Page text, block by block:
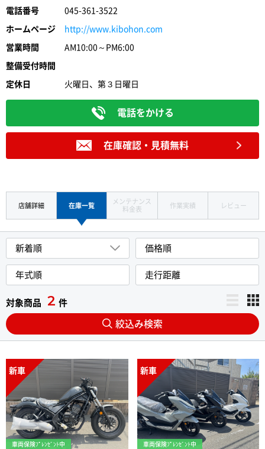
電話番号 045-361-3522
ホームページ http://www.kibohon.com
営業時間 AM10:00～PM6:00
整備受付時間
定休日 火曜日、第３日曜日
電話をかける
在庫確認・見積無料
店舗詳細 在庫一覧
メンテナンス
料金表
作業実績 レビュー
新着順 価格順
年式順 走行距離
対象商品 2 件
絞込み検索
新車
車両保険ﾌﾟﾚﾝｾﾞﾝﾄ中
新車
車両保険ﾌﾟﾚﾝｾﾞﾝﾄ中